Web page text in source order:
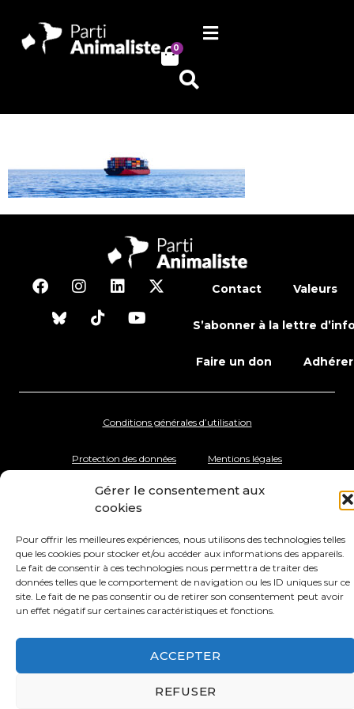
Gérer le consentement aux
cookies
Pour offrir les meilleures expériences, nous utilisons des technologies telles
que les cookies pour stocker et/ou accéder aux informations des appareils.
Le fait de consentir à ces technologies nous permettra de traiter des
données telles que le comportement de navigation ou les ID uniques sur ce
site. Le fait de ne pas consentir ou de retirer son consentement peut avoir
un effet négatif sur certaines caractéristiques et fonctions.
ACCEPTER
REFUSER
0
Contact Valeurs
S’abonner à la lettre
Faire un don Adhérer
Conditions générales d’utilisation
Protection des données Mentions légales